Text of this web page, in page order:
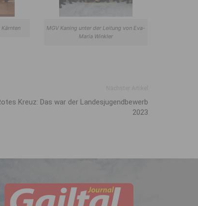
MGV Kaning unter der Leitung von Eva-
Maria Winkler
Kreuz: Das war der Landesjugendbewerb
2023